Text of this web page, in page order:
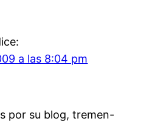
a las 8:04 pm
por su blog, tremen-